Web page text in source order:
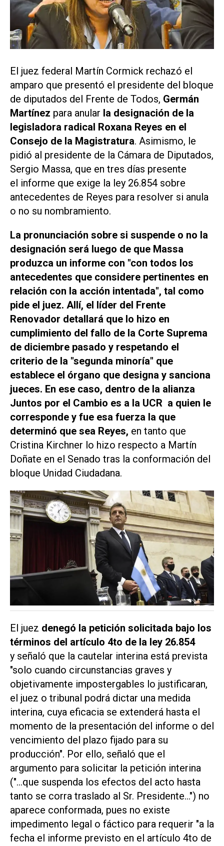
El juez federal Martín Cormick rechazó el
amparo que presentó el presidente del bloque
de diputados del Frente de Todos, Germán
Martínez para anular la designación de la
legisladora radical Roxana Reyes en el
Consejo de la Magistratura. Asimismo, le
pidió al presidente de la Cámara de Diputados,
Sergio Massa, que en tres días presente
el informe que exige la ley 26.854 sobre
antecedentes de Reyes para resolver si anula
o no su nombramiento.
La pronunciación sobre si suspende o no la
designación será luego de que Massa
produzca un informe con "con todos los
antecedentes que considere pertinentes en
relación con la acción intentada", tal como
pide el juez. Allí, el líder del Frente
Renovador detallará que lo hizo en
cumplimiento del fallo de la Corte Suprema
de diciembre pasado y respetando el
criterio de la "segunda minoría" que
establece el órgano que designa y sanciona
jueces. En ese caso, dentro de la alianza
Juntos por el Cambio es a la UCR a quien le
corresponde y fue esa fuerza la que
determinó que sea Reyes, en tanto que
Cristina Kirchner lo hizo respecto a Martín
Doñate en el Senado tras la conformación del
bloque Unidad Ciudadana.
El juez denegó la petición solicitada bajo los
términos del artículo 4to de la ley 26.854
y señaló que la cautelar interina está prevista
"solo cuando circunstancias graves y
objetivamente impostergables lo justificaran,
el juez o tribunal podrá dictar una medida
interina, cuya eficacia se extenderá hasta el
momento de la presentación del informe o del
vencimiento del plazo fijado para su
producción". Por ello, señaló que el
argumento para solicitar la petición interina
("…que suspenda los efectos del acto hasta
tanto se corra traslado al Sr. Presidente…") no
aparece conformada, pues no existe
impedimento legal o fáctico para requerir "a la
fecha el informe previsto en el artículo 4to de